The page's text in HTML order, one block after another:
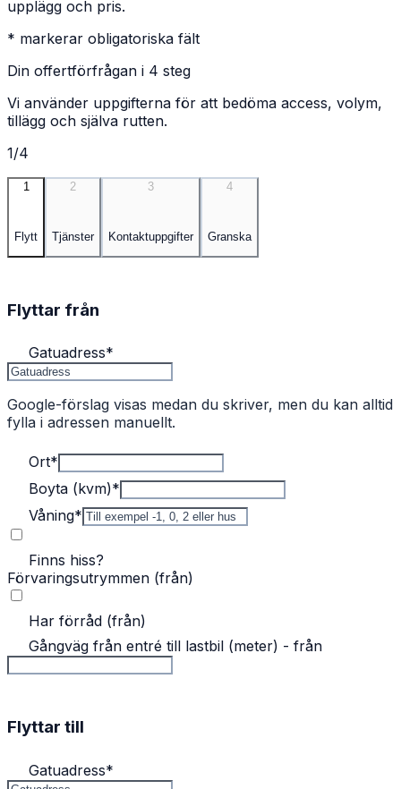
upplägg och pris.
* markerar obligatoriska fält
Din offertförfrågan i 4 steg
Vi använder uppgifterna för att bedöma access, volym,
tillägg och själva rutten.
1/4
1
Flytt
2
Tjänster
3
Kontaktuppgifter
4
Granska
Flyttar från
Gatuadress*
Google-förslag visas medan du skriver, men du kan alltid
fylla i adressen manuellt.
Ort*
Boyta (kvm)*
Våning*
Finns hiss?
Förvaringsutrymmen (från)
Har förråd (från)
Gångväg från entré till lastbil (meter) - från
Flyttar till
Gatuadress*